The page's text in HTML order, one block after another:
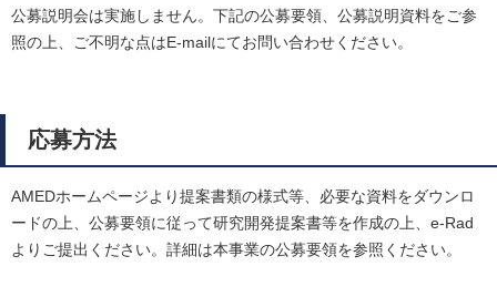
公募説明会は実施しません。下記の公募要領、公募説明資料をご参
照の上、ご不明な点はE-mailにてお問い合わせください。
応募方法
AMEDホームページより提案書類の様式等、必要な資料をダウンロ
ードの上、公募要領に従って研究開発提案書等を作成の上、e-Rad
よりご提出ください。詳細は本事業の公募要領を参照ください。